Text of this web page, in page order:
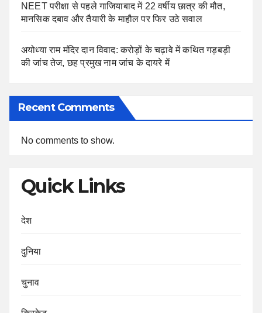
NEET परीक्षा से पहले गाजियाबाद में 22 वर्षीय छात्र की मौत,
मानसिक दबाव और तैयारी के माहौल पर फिर उठे सवाल
अयोध्या राम मंदिर दान विवाद: करोड़ों के चढ़ावे में कथित गड़बड़ी
की जांच तेज, छह प्रमुख नाम जांच के दायरे में
Recent Comments
No comments to show.
Quick Links
देश
दुनिया
चुनाव